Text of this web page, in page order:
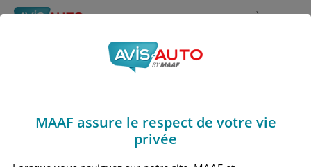
Rechercher À propos
Obtenir un devis d'assurance auto MAAF
Avis Mazda Mx5 4
MAAF assure le respect de votre vie
privée